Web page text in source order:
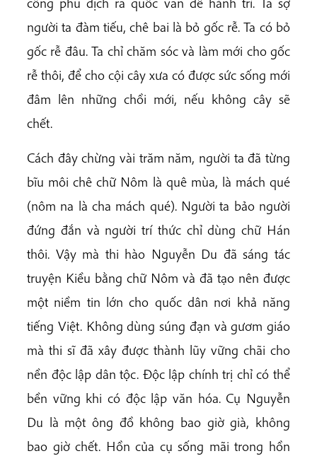
người ta đàm tiếu, chê bai là bỏ gốc rễ. Ta có bỏ
gốc rễ đâu. Ta chỉ chăm sóc và làm mới cho gốc
rễ thôi, để cho cội cây xưa có được sức sống mới
đâm lên những chồi mới, nếu không cây sẽ
chết.
Cách đây chừng vài trăm năm, người ta đã từng
bĩu môi chê chữ Nôm là quê mùa, là mách qué
(nôm na là cha mách qué). Người ta bảo người
đứng đắn và người trí thức chỉ dùng chữ Hán
thôi. Vậy mà thi hào Nguyễn Du đã sáng tác
truyện Kiều bằng chữ Nôm và đã tạo nên được
một niềm tin lớn cho quốc dân nơi khả năng
tiếng Việt. Không dùng súng đạn và gươm giáo
mà thi sĩ đã xây được thành lũy vững chãi cho
nền độc lập dân tộc. Độc lập chính trị chỉ có thể
bền vững khi có độc lập văn hóa. Cụ Nguyễn
Du là một ông đồ không bao giờ già, không
bao giờ chết. Hồn của cụ sống mãi trong hồn